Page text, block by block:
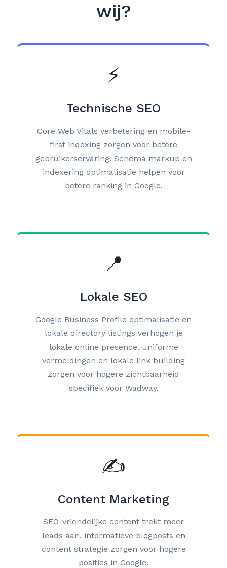
wij?
⚡
Technische SEO
Core Web Vitals verbetering en mobile-
first indexing zorgen voor betere
gebruikerservaring. Schema markup en
indexering optimalisatie helpen voor
betere ranking in Google.
📍
Lokale SEO
Google Business Profile optimalisatie en
lokale directory listings verhogen je
lokale online presence. uniforme
vermeldingen en lokale link building
zorgen voor hogere zichtbaarheid
specifiek voor Wadway.
✍️
Content Marketing
SEO-vriendelijke content trekt meer
leads aan. informatieve blogposts en
content strategie zorgen voor hogere
posities in Google.